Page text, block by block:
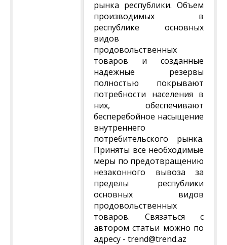
рынка республики. Объем
производимых в
республике основных
видов
продовольственных
товаров и созданные
надежные резервы
полностью покрывают
потребности населения в
них, обеспечивают
бесперебойное насыщение
внутреннего
потребительского рынка.
Приняты все необходимые
меры по предотвращению
незаконного вывоза за
пределы республики
основных видов
продовольственных
товаров. Связаться с
автором статьи можно по
адресу - trend@trend.az